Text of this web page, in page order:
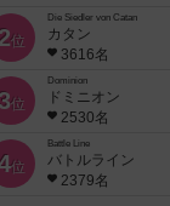
位
Die Siedler von Catan
カタン
3616名
位
Dominion
ドミニオン
2530名
位
Battle Line
バトルライン
2379名